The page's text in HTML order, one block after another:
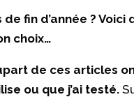
fin d’année ?
choix…
de ces articles
ou que j’ai testé.